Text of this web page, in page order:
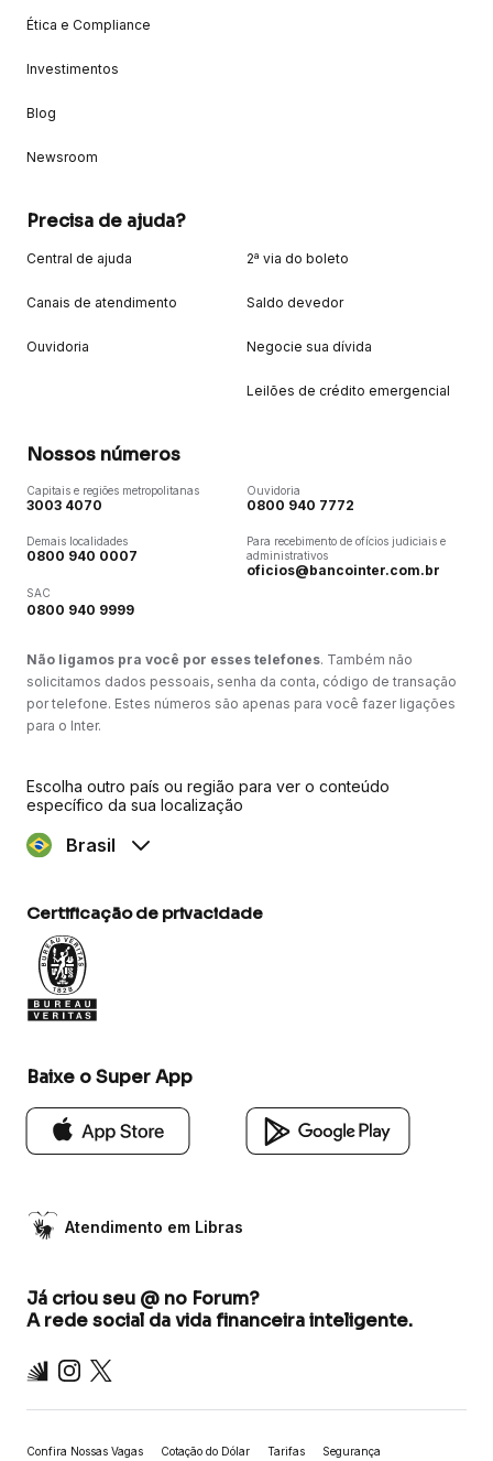
Ética e Compliance
Investimentos
Blog
Newsroom
Precisa de ajuda?
Central de ajuda
Canais de atendimento
Ouvidoria
2ª via do boleto
Saldo devedor
Negocie sua dívida
Leilões de crédito emergencial
Nossos números
Capitais e regiões metropolitanas
3003 4070
Demais localidades
0800 940 0007
SAC
0800 940 9999
Ouvidoria
0800 940 7772
Para recebimento de ofícios judiciais e
administrativos
oficios@bancointer.com.br
Não ligamos pra você por esses telefones. Também não
solicitamos dados pessoais, senha da conta, código de transação
por telefone. Estes números são apenas para você fazer ligações
para o Inter.
Escolha outro país ou região para ver o conteúdo
específico da sua localização
Brasil
Certificação de privacidade
Baixe o Super App
Atendimento em Libras
Já criou seu @ no Forum?
A rede social da vida financeira inteligente.
Inter Instagram
X
Confira Nossas Vagas Cotação do Dólar Tarifas Segurança